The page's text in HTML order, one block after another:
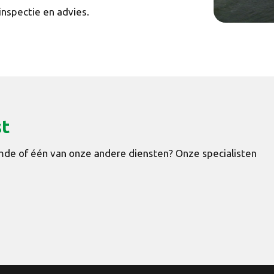
en advies.
of één van onze andere diensten? Onze specialisten